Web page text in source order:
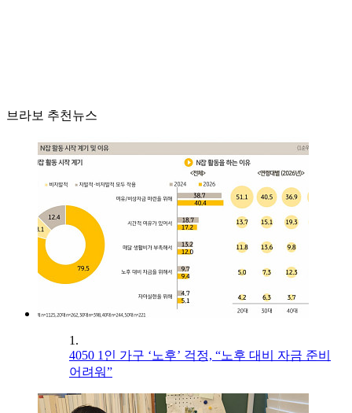
브라보 추천뉴스
1.
4050 1인 가구 ‘노후’ 걱정, “노후 대비 자금 준비
어려워”